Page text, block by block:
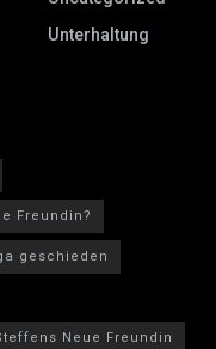
Unterhaltung
Freundin?
geschieden
Neue Freundin